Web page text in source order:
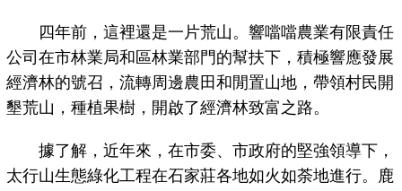
四年前，這裡還是一片荒山。響噹噹農業有限責任
公司在市林業局和區林業部門的幫扶下，積極響應發展
經濟林的號召，流轉周邊農田和閒置山地，帶領村民開
墾荒山，種植果樹，開啟了經濟林致富之路。
據了解，近年來，在市委、市政府的堅強領導下，
太行山生態綠化工程在石家莊各地如火如荼地進行。鹿